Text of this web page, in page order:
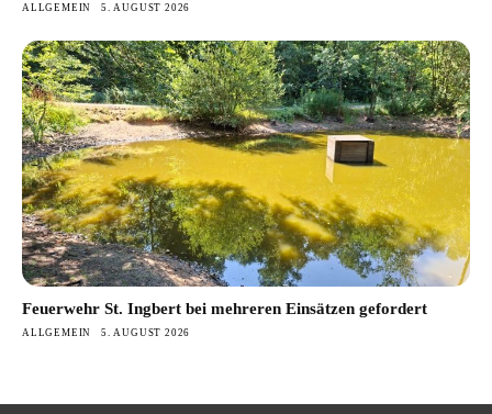
ALLGEMEIN 5. AUGUST 2026
Feuerwehr St. Ingbert bei mehreren Einsätzen gefordert
ALLGEMEIN 5. AUGUST 2026